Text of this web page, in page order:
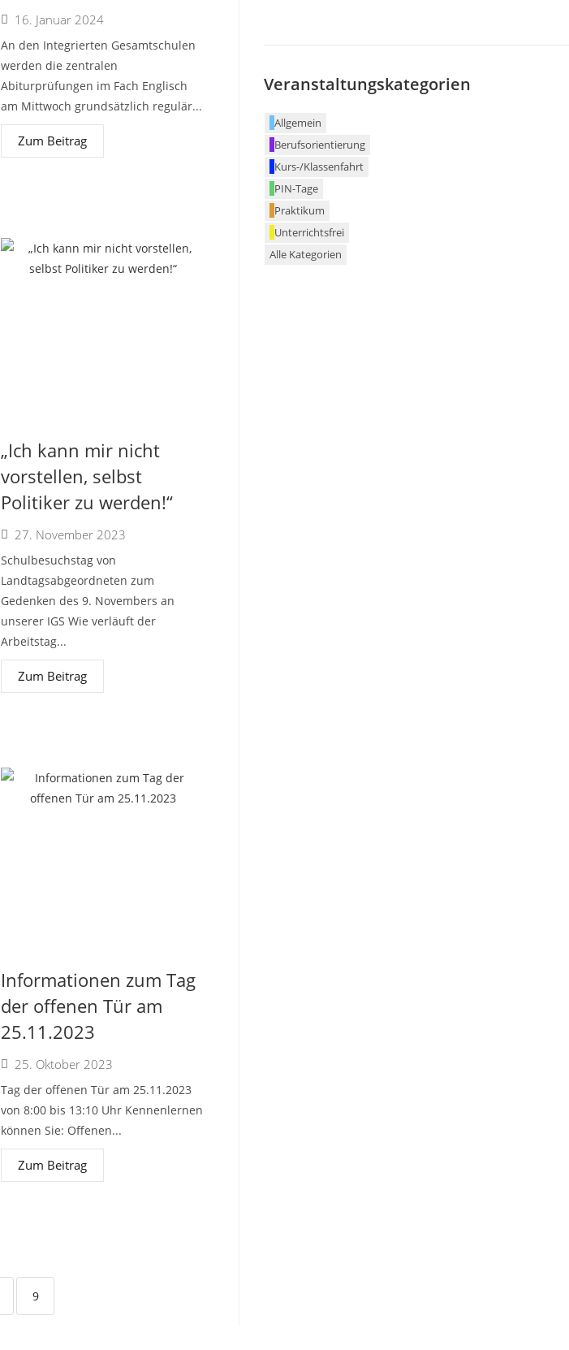
16. Januar 2024
An den Integrierten Gesamtschulen
werden die zentralen
Abiturprüfungen im Fach Englisch
am Mittwoch grundsätzlich regulär...
Zum Beitrag
„Ich kann mir nicht
vorstellen, selbst
Politiker zu werden!“
27. November 2023
Schulbesuchstag von
Landtagsabgeordneten zum
Gedenken des 9. Novembers an
unserer IGS Wie verläuft der
Arbeitstag...
Zum Beitrag
Informationen zum Tag
der offenen Tür am
25.11.2023
25. Oktober 2023
Tag der offenen Tür am 25.11.2023
von 8:00 bis 13:10 Uhr Kennenlernen
können Sie: Offenen...
Zum Beitrag
9
Veranstaltungskategorien
Allgemein
Berufsorientierung
Kurs-/Klassenfahrt
PIN-Tage
Praktikum
Unterrichtsfrei
Alle Kategorien